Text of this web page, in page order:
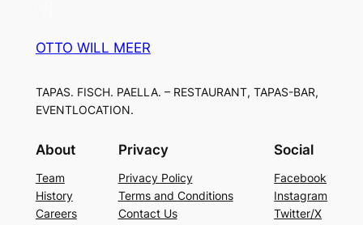
OTTO WILL MEER
TAPAS. FISCH. PAELLA. – RESTAURANT, TAPAS-BAR,
EVENTLOCATION.
About
Team
History
Careers
Privacy
Privacy Policy
Terms and Conditions
Contact Us
Social
Facebook
Instagram
Twitter/X